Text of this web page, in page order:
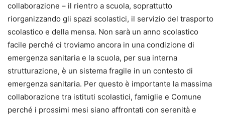
collaborazione – il rientro a scuola, soprattutto
riorganizzando gli spazi scolastici, il servizio del trasporto
scolastico e della mensa. Non sarà un anno scolastico
facile perché ci troviamo ancora in una condizione di
emergenza sanitaria e la scuola, per sua interna
strutturazione, è un sistema fragile in un contesto di
emergenza sanitaria. Per questo è importante la massima
collaborazione tra istituti scolastici, famiglie e Comune
perché i prossimi mesi siano affrontati con serenità e